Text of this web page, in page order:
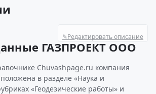
✎Редактировать описание
ГАЗПРОЕКТ ООО
Chuvashpage.ru компания
в разделе «Наука и
«Геодезические работы» и